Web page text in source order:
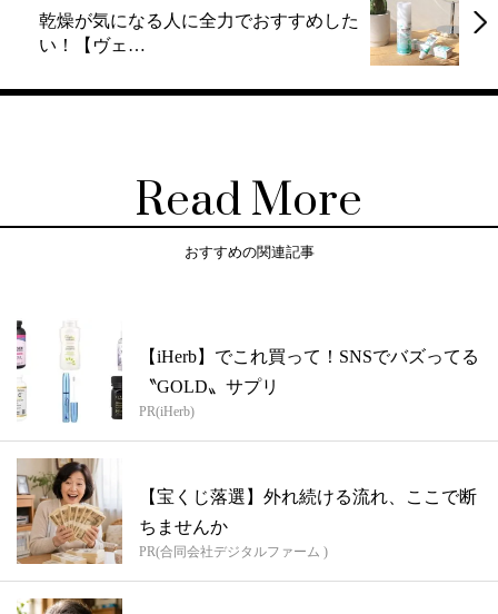
乾燥が気になる人に全力でおすすめした
い！【ヴェ…
Read More
おすすめの関連記事
【iHerb】でこれ買って！SNSでバズってる
〝GOLD〟サプリ
PR(iHerb)
【宝くじ落選】外れ続ける流れ、ここで断
ちませんか
PR(合同会社デジタルファーム )